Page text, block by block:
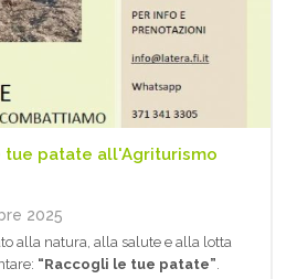
patate all'Agriturismo
2025
alla natura, alla salute e alla lotta
“Raccogli le tue patate”